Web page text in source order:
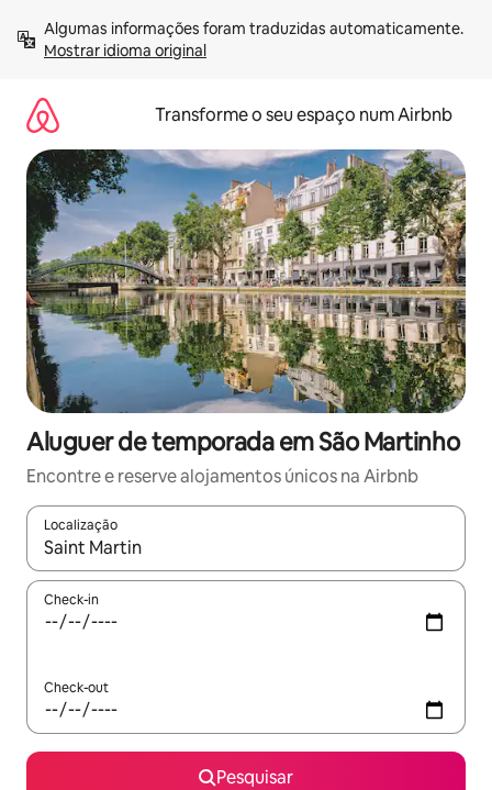
para
Mostrar idioma original
Transforme o seu espaço num Airbnb
Aluguer de temporada em São Martinho
Encontre e reserve alojamentos únicos na Airbnb
Localização
Quando os resultados estiverem disponíveis, navegue com
Check-in
Check-out
Pesquisar